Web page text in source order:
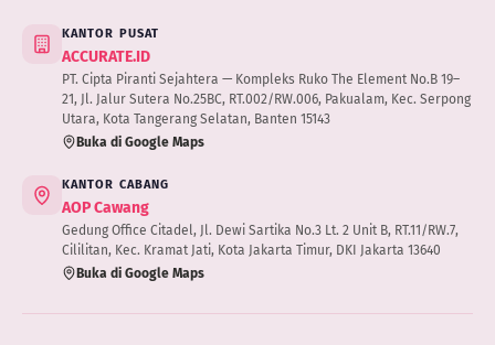
KANTOR PUSAT
ACCURATE.ID
PT. Cipta Piranti Sejahtera — Kompleks Ruko The Element No.B 19–
21, Jl. Jalur Sutera No.25BC, RT.002/RW.006, Pakualam, Kec. Serpong
Utara, Kota Tangerang Selatan, Banten 15143
Buka di Google Maps
KANTOR CABANG
AOP Cawang
Gedung Office Citadel, Jl. Dewi Sartika No.3 Lt. 2 Unit B, RT.11/RW.7,
Cililitan, Kec. Kramat Jati, Kota Jakarta Timur, DKI Jakarta 13640
Buka di Google Maps